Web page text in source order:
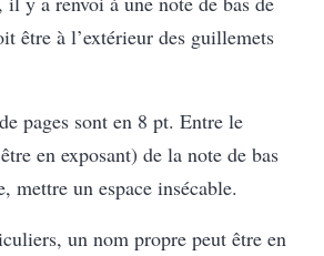
être à l’extérieur des guillemets
pages sont en 8 pt. Entre le
en exposant) de la note de bas
mettre un espace insécable.
un nom propre peut être en